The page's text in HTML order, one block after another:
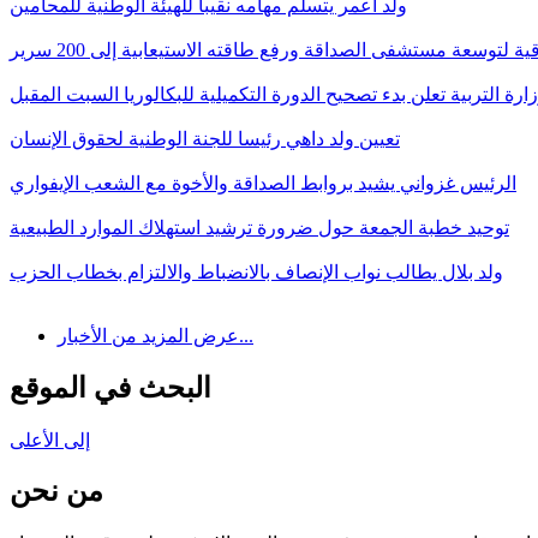
ولد أعمر يتسلم مهامه نقيبا للهيئة الوطنية للمحامين
لتوسعة مستشفى الصداقة ورفع طاقته الاستيعابية إلى 200 سرير
التربية تعلن بدء تصحيح الدورة التكميلية للبكالوريا السبت المقبل
تعيين ولد داهي رئيسا للجنة الوطنية لحقوق الإنسان
الرئيس غزواني يشيد بروابط الصداقة والأخوة مع الشعب الإيفواري
توحيد خطبة الجمعة حول ضرورة ترشيد استهلاك الموارد الطبيعية
ولد بلال يطالب نواب الإنصاف بالانضباط والالتزام بخطاب الحزب
عرض المزيد من الأخبار...
البحث في الموقع
إلى الأعلى
من نحن